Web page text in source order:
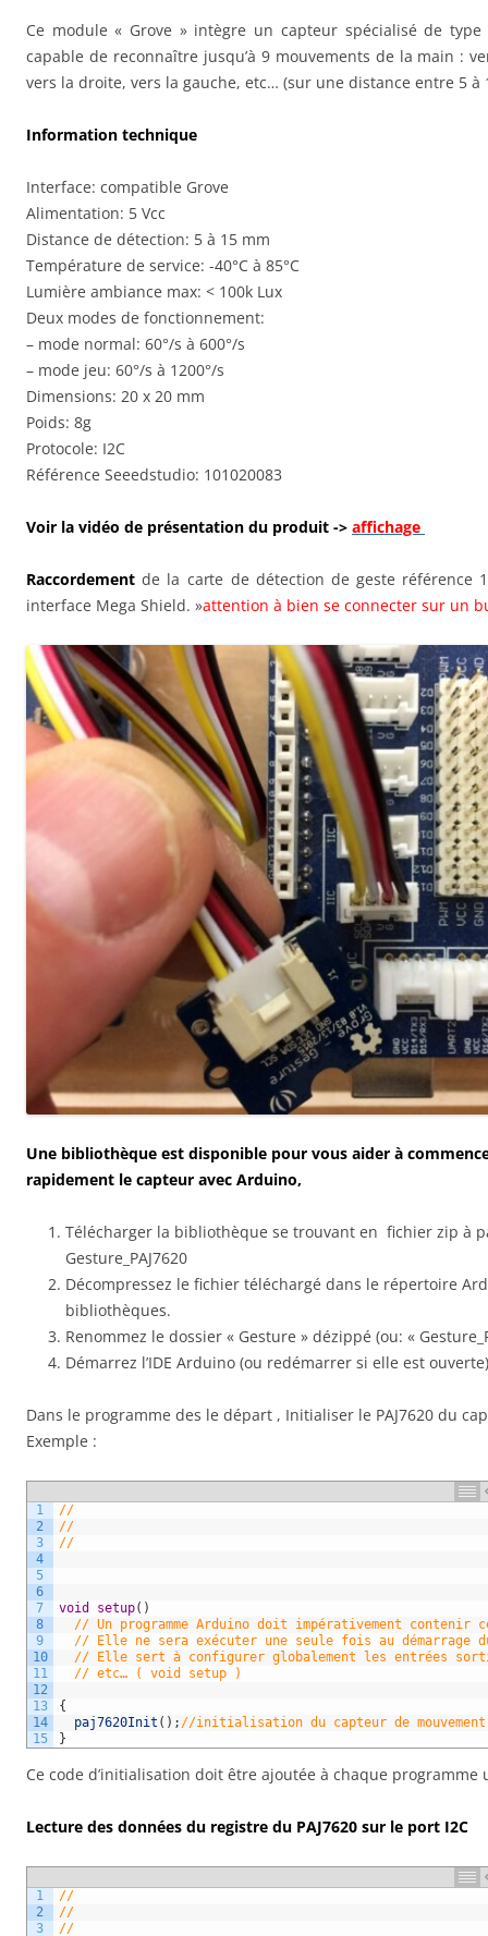
Ce module « Grove » intègre un capteur spécialisé de type
capable de reconnaître jusqu’à 9 mouvements de la main :
vers la droite, vers la gauche, etc… (sur une distance entre 5 à
Information technique
Interface: compatible Grove
Alimentation: 5 Vcc
Distance de détection: 5 à 15 mm
Température de service: -40°C à 85°C
Lumière ambiance max: < 100k Lux
Deux modes de fonctionnement:
– mode normal: 60°/s à 600°/s
– mode jeu: 60°/s à 1200°/s
Dimensions: 20 x 20 mm
Poids: 8g
Protocole: I2C
Référence Seeedstudio: 101020083
Voir la vidéo de présentation du produit -> affichage
Raccordement de la carte de détection de geste référence
interface Mega Shield. »attention à bien se connecter sur un
Une bibliothèque est disponible pour vous aider à
rapidement le capteur avec Arduino,
Télécharger la bibliothèque se trouvant en fichier zip à
Gesture_PAJ7620
Décompressez le fichier téléchargé dans le répertoire
bibliothèques.
Renommez le dossier « Gesture » dézippé (ou: «
Démarrez l’IDE Arduino (ou redémarrer si elle est
Dans le programme des le départ , Initialiser le PAJ7620 du
Exemple :
1
2
3
4
5
6
7
8
9
10
11
12
13
14
15
//
//
//
void setup( )
// Un programme Arduino doit impérativement
// Elle ne sera exécuter une seule fois au démarrage
// Elle sert à configurer globalement les entrées
// etc… ( void setup )
{
paj7620Init ( ) ; //initialisation du capteur de
}
Ce code d’initialisation doit être ajoutée à chaque
Lecture des données du registre du PAJ7620 sur le port I2C
1
2
3
//
//
//